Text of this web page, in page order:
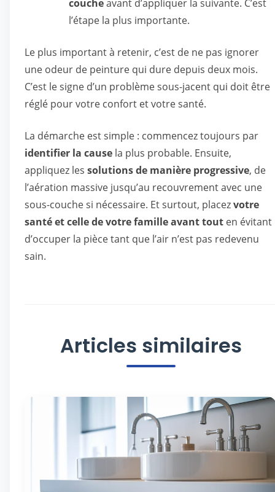
coucheavant d’appliquer la suivante. C’est
l’étape la plus importante.
Le plus important à retenir, c’est de ne pas ignorer
une odeur de peinture qui dure depuis deux mois.
C’est le signe d’un problème sous-jacent qui doit être
réglé pour votre confort et votre santé.
La démarche est simple : commencez toujours par
identifier la cause la plus probable. Ensuite,
appliquez les solutions de manière progressive, de
l’aération massive jusqu’au recouvrement avec une
sous-couche si nécessaire. Et surtout, placezvotre
santé et celle de votre famille avant tout en évitant
d’occuper la pièce tant que l’air n’est pas redevenu
sain.
Articles similaires